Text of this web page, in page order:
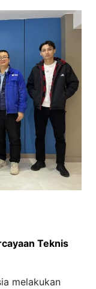
Teknis
melakukan